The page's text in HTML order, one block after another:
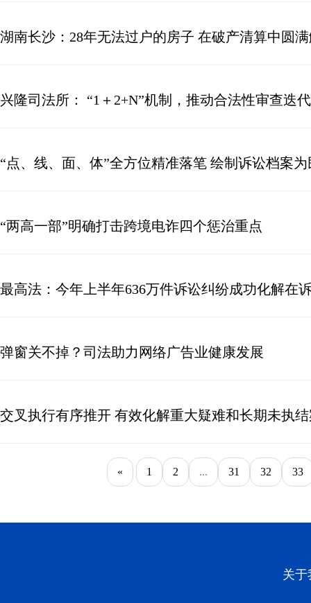
湖南长沙：28年无法过户的房子 在破产清算中圆
兴隆司法所： “1＋2+N”机制，推动合法性审查迭
“点、线、面、体”全方位精准落笔 绘制诉讼档案
“两高一部”明确打击跨境电诈四个惩治重点
最高法：今年上半年636万件诉讼纠纷成功化解在
弹窗关不掉？司法助力网络广告业健康发展
交叉执行有序推开 有效化解重大疑难和长期未执
« 1 2 ... 31 32 33
关于